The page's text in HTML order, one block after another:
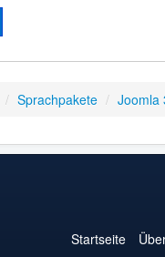
/ Sprachpakete / Joomla
Startseite